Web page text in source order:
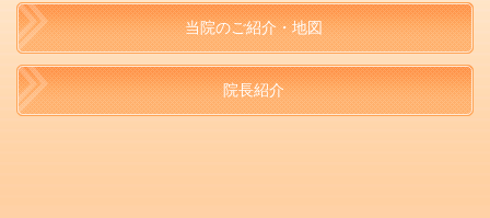
当院のご紹介・地図
院長紹介